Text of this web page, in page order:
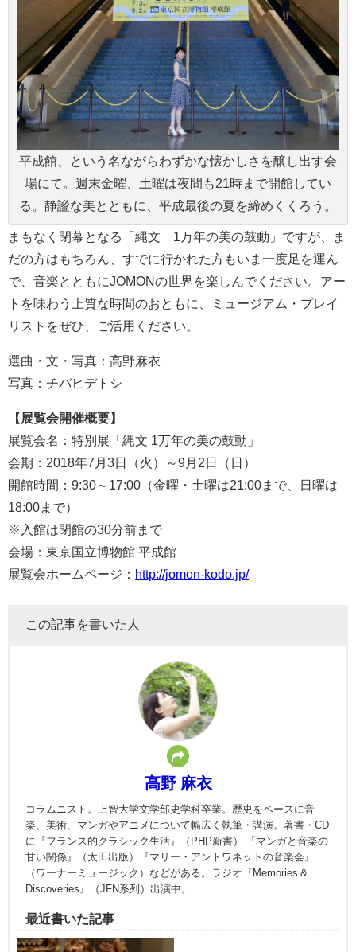
平成館、という名ながらわずかな懐かしさを醸し出す会
場にて。週末金曜、土曜は夜間も21時まで開館してい
る。静謐な美とともに、平成最後の夏を締めくくろう。
まもなく閉幕となる「縄文 1万年の美の鼓動」ですが、ま
だの方はもちろん、すでに行かれた方もいま一度足を運ん
で、音楽とともにJOMONの世界を楽しんでください。アー
トを味わう上質な時間のおともに、ミュージアム・プレイ
リストをぜひ、ご活用ください。
選曲・文・写真：高野麻衣
写真：チバヒデトシ
【展覧会開催概要】
展覧会名：特別展「縄文 1万年の美の鼓動」
会期：2018年7月3日（火）～9月2日（日）
開館時間：9:30～17:00（金曜・土曜は21:00まで、日曜は
18:00まで）
※入館は閉館の30分前まで
会場：東京国立博物館 平成館
展覧会ホームページ： http://jomon-kodo.jp/
この記事を書いた人
高野 麻衣
コラムニスト。上智大学文学部史学科卒業。歴史をベースに音
楽、美術、マンガやアニメについて​幅広く執筆・講演。著書・CD
に『フランス的クラシック生活』（PHP新書） 『マンガと音楽の
甘い関係』（太田出版）『マリー・アントワネットの音楽会』
（ワーナーミュージック）などがある。ラジオ『Memories &
Discoveries』（JFN系列）出演中。
最近書いた記事